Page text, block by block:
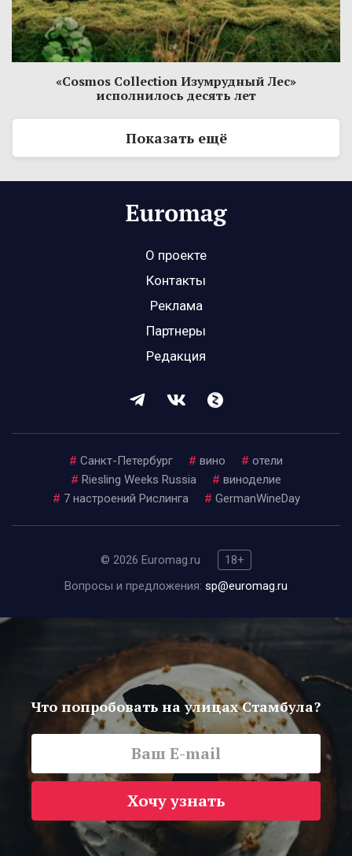
«Cosmos Collection Изумрудный Лес»
исполнилось десять лет
Показать ещё
О проекте
Контакты
Реклама
Партнеры
Редакция
# Санкт-Петербург # вино # отели
# Riesling Weeks Russia # виноделие
# 7 настроений Рислинга # GermanWineDay
© 2026 Euromag.ru
18+
Вопросы и предложения: sp@euromag.ru
Что попробовать на улицах Стамбула?
Хочу узнать